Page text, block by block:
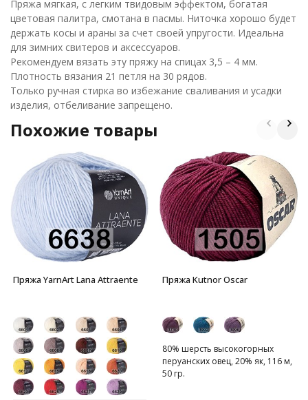
Пряжа мягкая, с легким твидовым эффектом, богатая
цветовая палитра, смотана в пасмы. Ниточка хорошо будет
держать косы и араны за счет своей упругости. Идеальна
для зимних свитеров и аксессуаров.
Рекомендуем вязать эту пряжу на спицах 3,5 – 4 мм.
Плотность вязания 21 петля на 30 рядов.
Только ручная стирка во избежание сваливания и усадки
изделия, отбеливание запрещено.
Похожие товары
Пряжа YarnArt Lana Attraente Пряжа Kutnor Oscar
80% шерсть высокогорных
перуанских овец, 20% як, 116 м,
50 гр.